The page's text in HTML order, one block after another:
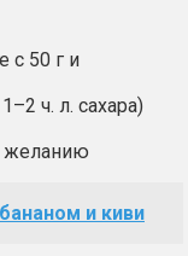
с 50 г и
ч. л. сахара)
желанию
и киви